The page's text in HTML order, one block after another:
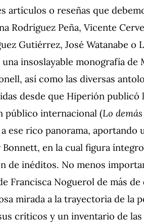
artículos o reseñas que
Rodríguez Peña, Vicente
Gutiérrez, José Watanabe o
insoslayable monografía de
así como las diversas
desde que Hiperión publicó
público internacional (Lo demás
ese rico panorama, aportando
en la cual figura
de inéditos. No menos
Francisca Noguerol de más de
mirada a la trayectoria de la
críticos y un inventario de